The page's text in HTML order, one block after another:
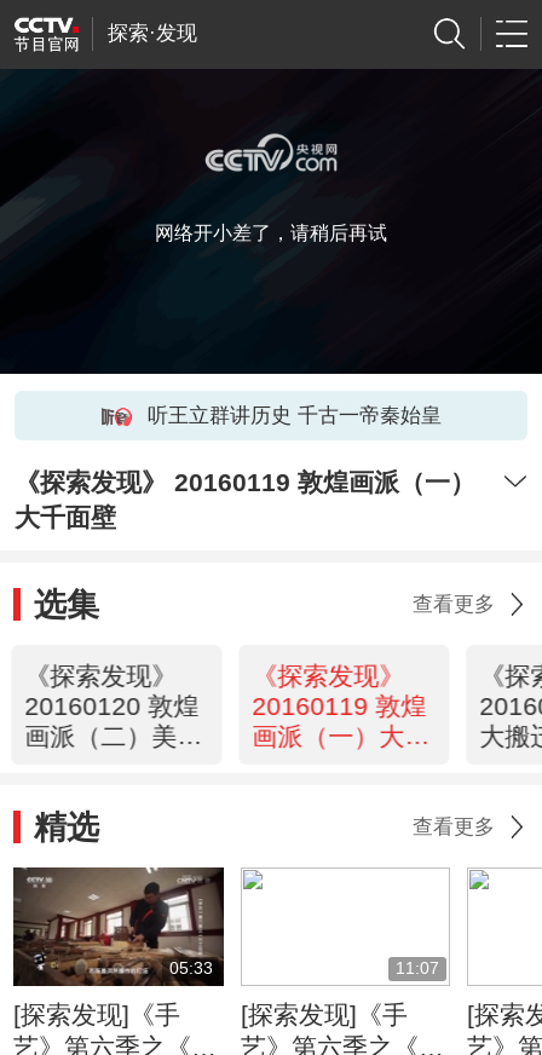
探索·发现
网络开小差了，请稍后再试
听王立群讲历史 千古一帝秦始皇
《探索发现》 20160119 敦煌画派（一）
大千面壁
选集 查看更多
《探索发现》
20160120 敦煌
画派（二）美术
《探索发现》
20160119 敦煌
画派（一）大千
《
大搬
精选 查看更多
05:33
[探索发现]《手
艺》第六季之《万
11:07
[探索发现]《手
艺》第六季之《姑
[探索
艺》